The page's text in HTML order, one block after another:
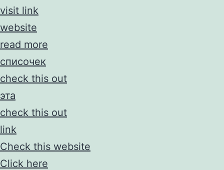
visit link
website
read more
списочек
check this out
эта
check this out
link
Check this website
Click here